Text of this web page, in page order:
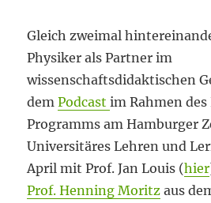
Gleich zweimal
Physiker als Partner im
wissenschaftsdidaktischen
demPodcastim Rahmen
Programms am Hamburger
Universitäres Lehren und
April mit Prof. Jan Louis (hier
Prof. Henning Moritz aus